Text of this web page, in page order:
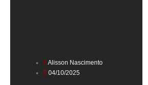
Alisson Nascimento
04/10/2025